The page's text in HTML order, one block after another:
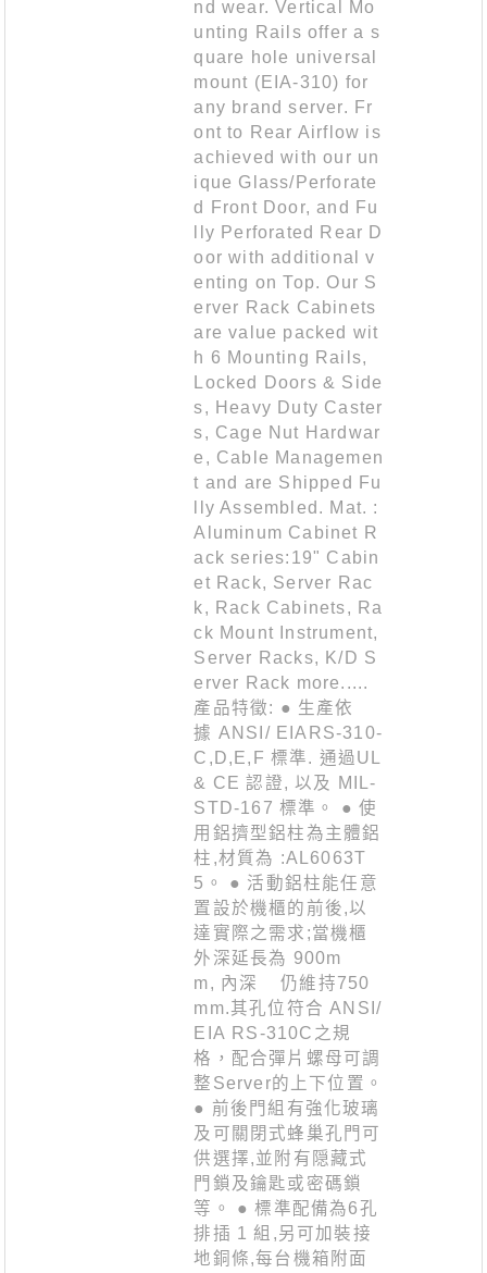
nd wear. Vertical Mo
unting Rails offer a s
quare hole universal
mount (EIA-310) for
any brand server. Fr
ont to Rear Airflow is
achieved with our un
ique Glass/Perforate
d Front Door, and Fu
lly Perforated Rear D
oor with additional v
enting on Top. Our S
erver Rack Cabinets
are value packed wit
h 6 Mounting Rails,
Locked Doors & Side
s, Heavy Duty Caster
s, Cage Nut Hardwar
e, Cable Managemen
t and are Shipped Fu
lly Assembled. Mat. :
Aluminum Cabinet R
ack series:19" Cabin
et Rack, Server Rac
k, Rack Cabinets, Ra
ck Mount Instrument,
Server Racks, K/D S
erver Rack more.....
產品特徵: ● 生產依
據 ANSI/ EIARS-310-
C,D,E,F 標準. 通過UL
& CE 認證, 以及 MIL-
STD-167 標準。 ● 使
用鋁擠型鋁柱為主體鋁
柱,材質為 :AL6063T
5。 ● 活動鋁柱能任意
置設於機櫃的前後,以
達實際之需求;當機櫃
外深延長為 900m
m, 內深 仍維持750
mm.其孔位符合 ANSI/
EIA RS-310C之規
格，配合彈片螺母可調
整Server的上下位置。
● 前後門組有強化玻璃
及可關閉式蜂巢孔門可
供選擇,並附有隠藏式
門鎖及鑰匙或密碼鎖
等。 ● 標準配備為6孔
排插 1 組,另可加裝接
地銅條,每台機箱附面